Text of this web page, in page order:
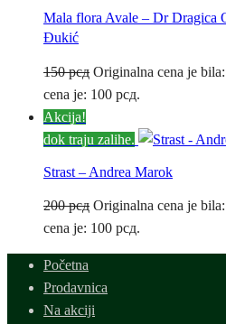
Mala flora Avale – Dr Dragica
Đukić
150рсд Originalna cena je
cena je: 100 рсд.
Akcija!
dok traju zalihe.
Strast – Andrea Marok
200рсд Originalna cena je
cena je: 100 рсд.
Početna
Prodavnica
Na akciji